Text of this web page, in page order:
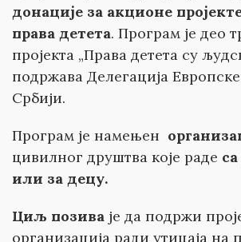
донације за акционе
права детета. Програм је део
пројекта „Права детета су
подржава Делегација
Србији.
Програм је намењен
цивилног друштва које раде
или за децу.
Циљ позива је да подржи
организација ради утицаја на